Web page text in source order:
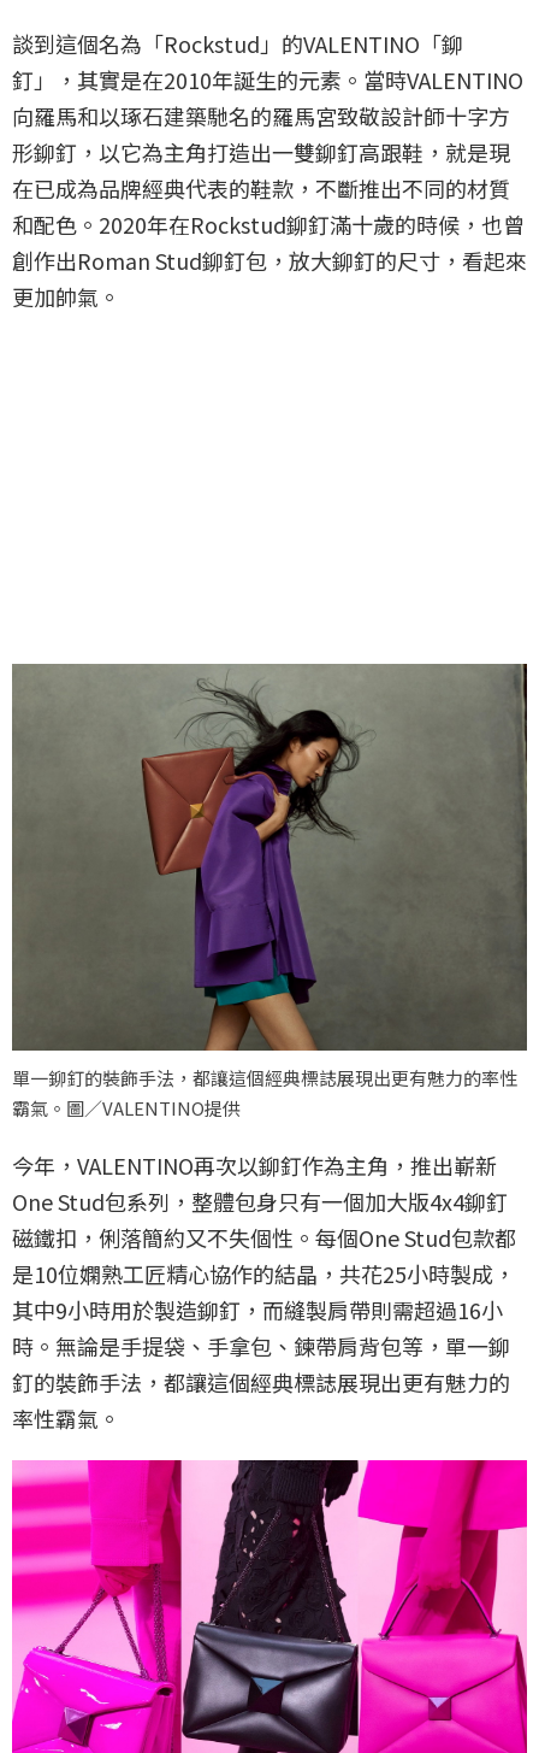
談到這個名為「Rockstud」的VALENTINO「鉚
釘」，其實是在2010年誕生的元素。當時VALENTINO
向羅馬和以琢石建築馳名的羅馬宮致敬設計師十字方
形鉚釘，以它為主角打造出一雙鉚釘高跟鞋，就是現
在已成為品牌經典代表的鞋款，不斷推出不同的材質
和配色。2020年在Rockstud鉚釘滿十歲的時候，也曾
創作出Roman Stud鉚釘包，放大鉚釘的尺寸，看起來
更加帥氣。
單一鉚釘的裝飾手法，都讓這個經典標誌展現出更有魅力的率性
霸氣。圖／VALENTINO提供
今年，VALENTINO再次以鉚釘作為主角，推出嶄新
One Stud包系列，整體包身只有一個加大版4x4鉚釘
磁鐵扣，俐落簡約又不失個性。每個One Stud包款都
是10位嫻熟工匠精心協作的結晶，共花25小時製成，
其中9小時用於製造鉚釘，而縫製肩帶則需超過16小
時。無論是手提袋、手拿包、鍊帶肩背包等，單一鉚
釘的裝飾手法，都讓這個經典標誌展現出更有魅力的
率性霸氣。